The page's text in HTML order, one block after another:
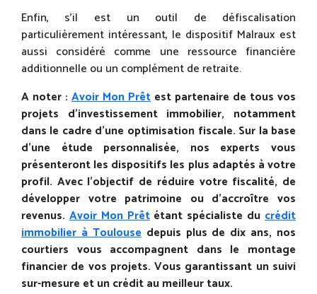
Enfin, s’il est un outil de défiscalisation
particulièrement intéressant, le dispositif Malraux est
aussi considéré comme une ressource financière
additionnelle ou un complément de retraite.
A noter : Avoir Mon Prêt est partenaire de tous vos
projets d’investissement immobilier, notamment
dans le cadre d’une optimisation fiscale. Sur la base
d’une étude personnalisée, nos experts vous
présenteront les dispositifs les plus adaptés à votre
profil. Avec l’objectif de réduire votre fiscalité, de
développer votre patrimoine ou d’accroître vos
revenus.Avoir Mon Prêtétant spécialiste ducrédit
immobilier à Toulousedepuis plus de dix ans, nos
courtiers vous accompagnent dans le montage
financier de vos projets. Vous garantissant un suivi
sur-mesure et un crédit au meilleur taux.